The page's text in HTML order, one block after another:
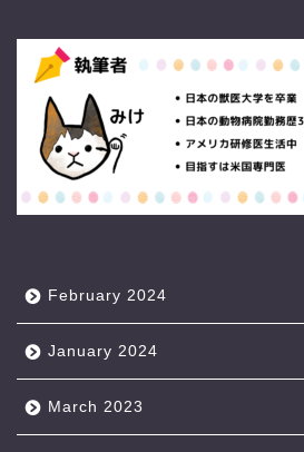
February 2024
January 2024
March 2023